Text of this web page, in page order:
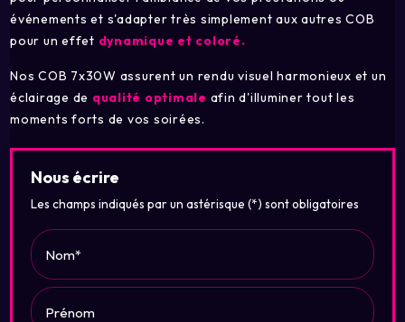
événements et s'adapter très simplement aux autres COB
pour un effet dynamique et coloré.
Nos COB 7x30W assurent un rendu visuel harmonieux et un
éclairage de qualité optimale afin d'illuminer tout les
moments forts de vos soirées.
Nous écrire
Les champs indiqués par un astérisque (*) sont obligatoires
Nom*
Prénom